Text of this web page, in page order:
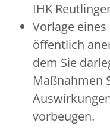
IHK
Vorlage
öffentlich
dem Sie
Maßnahmen
vorbeugen.